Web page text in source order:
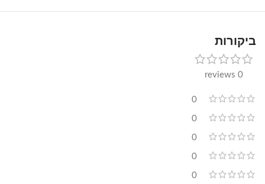
מראה הסט ומתאים לשימוש בנסיעה כאביזר נלווה. הסט מגיע עם
אחריות לשנה אחת.
כמה מזוודות כלולות בסט הזה ובאילו גדלים?
20 אינץ' היא הקטנה בסט ומקובלת ברוב חברות התעופה כמזוודת
עלייה למטוס, אך מכיוון שמדיניות כבודת יד משתנה בין חברות,
מומלץ לבדוק את מגבלות המידה והמשקל מול חברת התעופה לפני
ביקורות
0 reviews
0
0
0
0
0